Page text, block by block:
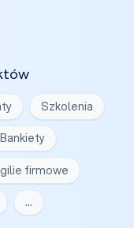
Szkolenia
Bankiety
firmowe
…